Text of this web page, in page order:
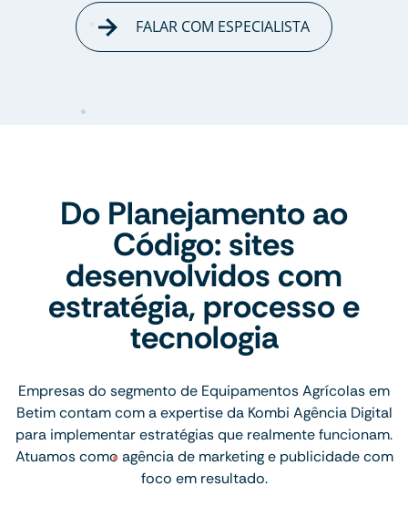
FALAR COM ESPECIALISTA
Do Planejamento ao
Código: sites
desenvolvidos com
estratégia, processo e
tecnologia
Empresas do segmento de Equipamentos Agrícolas em
Betim contam com a expertise da Kombi Agência Digital
para implementar estratégias que realmente funcionam.
Atuamos como agência de marketing e publicidade com
foco em resultado.